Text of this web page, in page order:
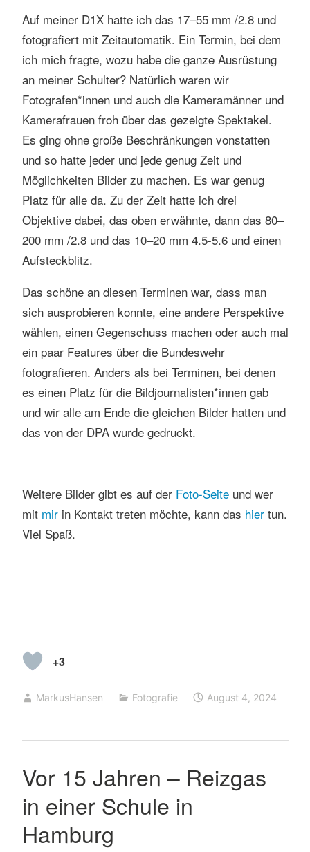
Auf meiner D1X hatte ich das 17–55 mm /2.8 und
fotografiert mit Zeitautomatik. Ein Termin, bei dem
ich mich fragte, wozu habe die ganze Ausrüstung
an meiner Schulter? Natürlich waren wir
Fotografen*innen und auch die Kameramänner und
Kamerafrauen froh über das gezeigte Spektakel.
Es ging ohne große Beschränkungen vonstatten
und so hatte jeder und jede genug Zeit und
Möglichkeiten Bilder zu machen. Es war genug
Platz für alle da. Zu der Zeit hatte ich drei
Objektive dabei, das oben erwähnte, dann das 80–
200 mm /2.8 und das 10–20 mm 4.5-5.6 und einen
Aufsteckblitz.
Das schöne an diesen Terminen war, dass man
sich ausprobieren konnte, eine andere Perspektive
wählen, einen Gegenschuss machen oder auch mal
ein paar Features über die Bundeswehr
fotografieren. Anders als bei Terminen, bei denen
es einen Platz für die Bildjournalisten*innen gab
und wir alle am Ende die gleichen Bilder hatten und
das von der DPA wurde gedruckt.
Weitere Bilder gibt es auf der Foto-Seiteund wer
mit mirin Kontakt treten möchte, kann das hiertun.
Viel Spaß.
+3
MarkusHansen Fotografie August 4, 2024
Vor 15 Jahren – Reizgas
in einer Schule in
Hamburg